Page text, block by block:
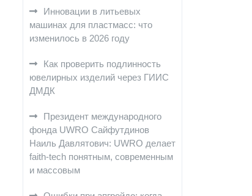
Инновации в литьевых
машинах для пластмасс: что
изменилось в 2026 году
Как проверить подлинность
ювелирных изделий через ГИИС
ДМДК
Президент международного
фонда UWRO Сайфутдинов
Наиль Давлятович: UWRO делает
faith-tech понятным, современным
и массовым